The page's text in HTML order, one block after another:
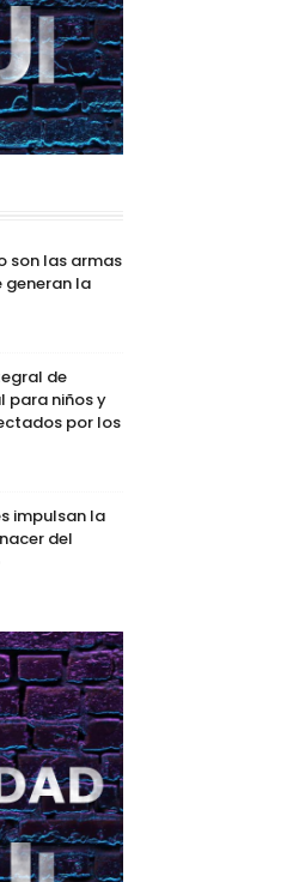
son las armas
generan la
de
para niños y
por los
impulsan la
del